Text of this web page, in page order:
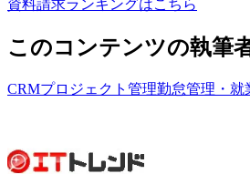
資料請求ランキングはこちら
このコンテンツの執筆
CRMプロジェクト管理勤怠管理・就